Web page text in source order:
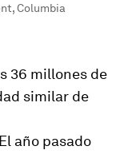
Columbia
36 millones de
similar de
año pasado